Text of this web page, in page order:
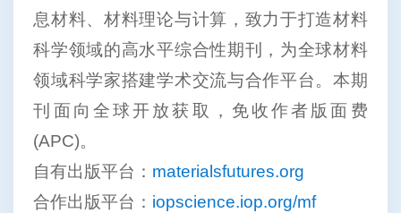
息材料、材料理论与计算，致力于打造材料
科学领域的高水平综合性期刊，为全球材料
领域科学家搭建学术交流与合作平台。本期
刊面向全球开放获取，免收作者版面费
(APC)。
自有出版平台： materialsfutures.org
合作出版平台： iopscience.iop.org/mf